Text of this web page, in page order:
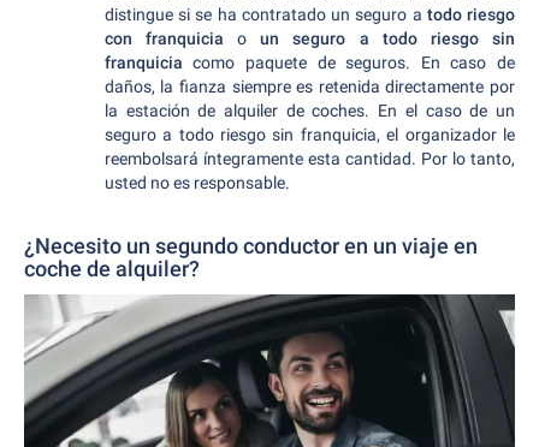
distingue si se ha contratado un seguro a todo riesgo
con franquicia oun seguro a todo riesgo sin
franquicia como paquete de seguros. En caso de
daños, la fianza siempre es retenida directamente por
la estación de alquiler de coches. En el caso de un
seguro a todo riesgo sin franquicia, el organizador le
reembolsará íntegramente esta cantidad. Por lo tanto,
usted no es responsable.
¿Necesito un segundo conductor en un viaje en
coche de alquiler?